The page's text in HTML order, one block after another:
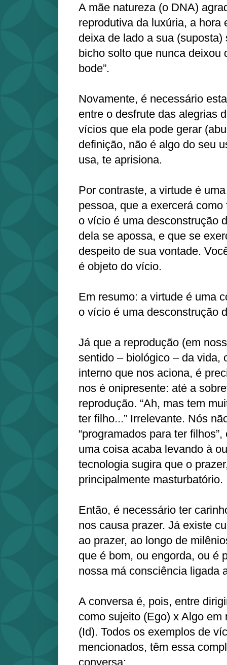
A mãe natureza (o DNA)
reprodutiva da luxúria, a hora
deixa de lado a sua
bicho solto que nunca deixou
bode”.
Novamente, é necessário
entre o desfrute das alegrias
vícios que ela pode gerar
definição, não é algo do seu
usa, te aprisiona.
Por contraste, a virtude é
pessoa, que a exercerá
o vício é uma desconstrução
dela se apossa, e que se
despeito de sua vontade.
é objeto do vício.
Em resumo: a virtude é uma
o vício é uma desconstrução
Já que a reprodução (em
sentido – biológico – da vida,
interno que nos aciona, é
nos é onipresente: até a
reprodução. “Ah, mas tem
ter filho...” Irrelevante. Nós
“programados para ter
uma coisa acaba levando à
tecnologia sugira que o
principalmente masturbatório.
Então, é necessário ter
nos causa prazer. Já existe
ao prazer, ao longo de
que é bom, ou engorda, ou é
nossa má consciência ligada
A conversa é, pois, entre
como sujeito (Ego) x Algo em
(Id). Todos os exemplos de
mencionados, têm essa
conversa: